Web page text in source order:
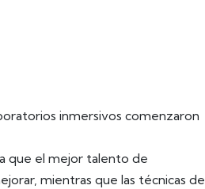
inmersivos comenzaron
que el mejor talento de
mientras que las técnicas de